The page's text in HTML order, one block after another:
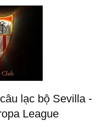
lạc bộ Sevilla -
League